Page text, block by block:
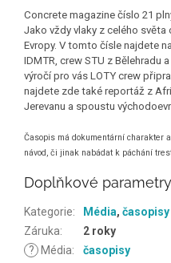
Concrete magazine číslo 21
Jako vždy vlaky z celého
Evropy. V tomto čísle najdete
IDMTR, crew STU z Bělehradu
výročí pro vás LOTY crew
najdete zde také reportáž z
Jerevanu a spoustu
Časopis má dokumentární charakter
návod, či jinak nabádat k páchání
Doplňkové parametry
Kategorie: Média,
Záruka:
2 roky
? Média:
časopisy